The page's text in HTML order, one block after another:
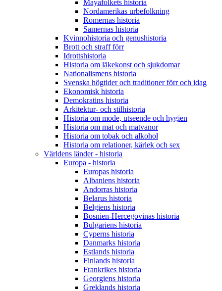
Mayafolkets historia
Nordamerikas urbefolkning
Romernas historia
Samernas historia
Kvinnohistoria och genushistoria
Brott och straff förr
Idrottshistoria
Historia om läkekonst och sjukdomar
Nationalismens historia
Svenska högtider och traditioner förr och idag
Ekonomisk historia
Demokratins historia
Arkitektur- och stilhistoria
Historia om mode, utseende och hygien
Historia om mat och matvanor
Historia om tobak och alkohol
Historia om relationer, kärlek och sex
Världens länder - historia
Europa - historia
Europas historia
Albaniens historia
Andorras historia
Belarus historia
Belgiens historia
Bosnien-Hercegovinas historia
Bulgariens historia
Cyperns historia
Danmarks historia
Estlands historia
Finlands historia
Frankrikes historia
Georgiens historia
Greklands historia